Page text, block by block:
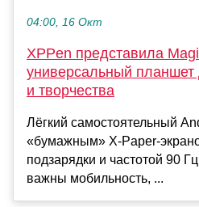
04:00, 16 Окт
XPPen представила
универсальный планшет
и творчества
Лёгкий самостоятельный
«бумажным» X-Paper-
подзарядки и частотой 90
важны мобильность, ...